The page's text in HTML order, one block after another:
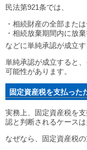
民法第921条では、
・相続財産の全部また
・相続放棄期間内に放
などに単純承認が成立
単純承認が成立すると
可能性があります。
固定資産税を支払った
実務上、固定資産税を
認と判断されるケースは
なぜなら、固定資産税の